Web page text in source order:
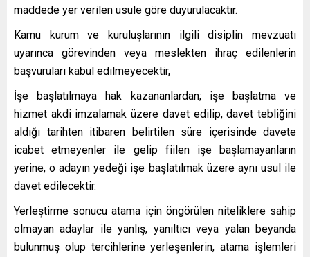
maddede yer verilen usule göre duyurulacaktır.
Kamu kurum ve kuruluşlarının ilgili disiplin mevzuatı
uyarınca görevinden veya meslekten ihraç edilenlerin
başvuruları kabul edilmeyecektir,
İşe başlatılmaya hak kazananlardan; işe başlatma ve
hizmet akdi imzalamak üzere davet edilip, davet tebliğini
aldığı tarihten itibaren belirtilen süre içerisinde davete
icabet etmeyenler ile gelip fiilen işe başlamayanların
yerine, o adayın yedeği işe başlatılmak üzere aynı usul ile
davet edilecektir.
Yerleştirme sonucu atama için öngörülen niteliklere sahip
olmayan adaylar ile yanlış, yanıltıcı veya yalan beyanda
bulunmuş olup tercihlerine yerleşenlerin, atama işlemleri